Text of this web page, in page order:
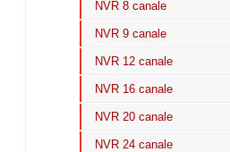
NVR 8 canale
NVR 9 canale
NVR 12 canale
NVR 16 canale
NVR 20 canale
NVR 24 canale